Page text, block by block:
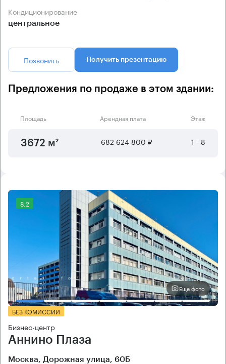
Кондиционирование
центральное
Позвонить Получить презентацию
Предложения по продаже в этом здании:
Площадь Арендная плата Этаж
3672 м² 682 624 800 ₽ 1 - 8
8.2
Еще фото
БЕЗ КОМИССИИ
Бизнес-центр
Аннино Плаза
Москва, Дорожная улица, 60Б